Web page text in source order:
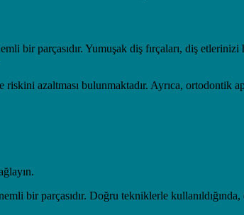
bir parçasıdır. Yumuşak diş fırçaları, diş
azaltması bulunmaktadır. Ayrıca, ortodontik
bir parçasıdır. Doğru tekniklerle